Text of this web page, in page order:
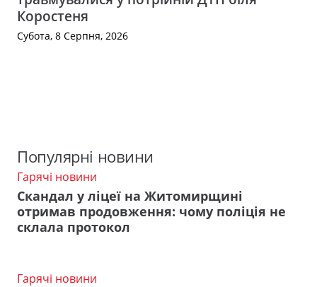
Коростеня
Субота, 8 Серпня, 2026
Популярні новини
Гарячі новини
Скандал у ліцеї на Житомирщині
отримав продовження: чому поліція не
склала протокол
Гарячі новини